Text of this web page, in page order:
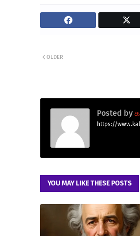
OLDER
Posted by
https://
YOU MAY LIKE THESE POSTS